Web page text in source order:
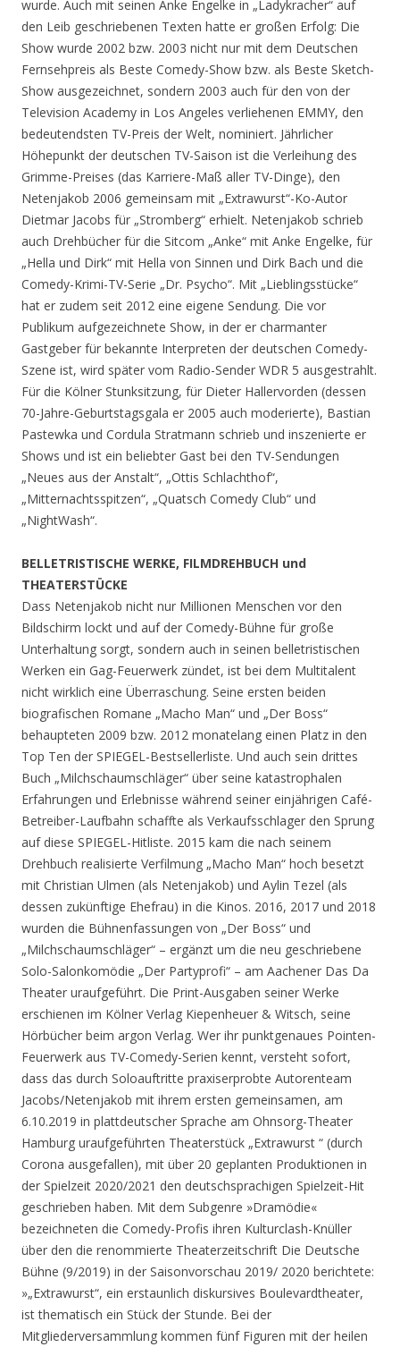
wurde. Auch mit seinen Anke Engelke in „Ladykracher“ auf
den Leib geschriebenen Texten hatte er großen Erfolg: Die
Show wurde 2002 bzw. 2003 nicht nur mit dem Deutschen
Fernsehpreis als Beste Comedy-Show bzw. als Beste Sketch-
Show ausgezeichnet, sondern 2003 auch für den von der
Television Academy in Los Angeles verliehenen EMMY, den
bedeutendsten TV-Preis der Welt, nominiert. Jährlicher
Höhepunkt der deutschen TV-Saison ist die Verleihung des
Grimme-Preises (das Karriere-Maß aller TV-Dinge), den
Netenjakob 2006 gemeinsam mit „Extrawurst“-Ko-Autor
Dietmar Jacobs für „Stromberg“ erhielt. Netenjakob schrieb
auch Drehbücher für die Sitcom „Anke“ mit Anke Engelke, für
„Hella und Dirk“ mit Hella von Sinnen und Dirk Bach und die
Comedy-Krimi-TV-Serie „Dr. Psycho“. Mit „Lieblingsstücke“
hat er zudem seit 2012 eine eigene Sendung. Die vor
Publikum aufgezeichnete Show, in der er charmanter
Gastgeber für bekannte Interpreten der deutschen Comedy-
Szene ist, wird später vom Radio-Sender WDR 5 ausgestrahlt.
Für die Kölner Stunksitzung, für Dieter Hallervorden (dessen
70-Jahre-Geburtstagsgala er 2005 auch moderierte), Bastian
Pastewka und Cordula Stratmann schrieb und inszenierte er
Shows und ist ein beliebter Gast bei den TV-Sendungen
„Neues aus der Anstalt“, „Ottis Schlachthof“,
„Mitternachtsspitzen“, „Quatsch Comedy Club“ und
„NightWash“.
BELLETRISTISCHE WERKE, FILMDREHBUCH und
THEATERSTÜCKE
Dass Netenjakob nicht nur Millionen Menschen vor den
Bildschirm lockt und auf der Comedy-Bühne für große
Unterhaltung sorgt, sondern auch in seinen belletristischen
Werken ein Gag-Feuerwerk zündet, ist bei dem Multitalent
nicht wirklich eine Überraschung. Seine ersten beiden
biografischen Romane „Macho Man“ und „Der Boss“
behaupteten 2009 bzw. 2012 monatelang einen Platz in den
Top Ten der SPIEGEL-Bestsellerliste. Und auch sein drittes
Buch „Milchschaumschläger“ über seine katastrophalen
Erfahrungen und Erlebnisse während seiner einjährigen Café-
Betreiber-Laufbahn schaffte als Verkaufsschlager den Sprung
auf diese SPIEGEL-Hitliste. 2015 kam die nach seinem
Drehbuch realisierte Verfilmung „Macho Man“ hoch besetzt
mit Christian Ulmen (als Netenjakob) und Aylin Tezel (als
dessen zukünftige Ehefrau) in die Kinos. 2016, 2017 und 2018
wurden die Bühnenfassungen von „Der Boss“ und
„Milchschaumschläger“ – ergänzt um die neu geschriebene
Solo-Salonkomödie „Der Partyprofi“ – am Aachener Das Da
Theater uraufgeführt. Die Print-Ausgaben seiner Werke
erschienen im Kölner Verlag Kiepenheuer & Witsch, seine
Hörbücher beim argon Verlag. Wer ihr punktgenaues Pointen-
Feuerwerk aus TV-Comedy-Serien kennt, versteht sofort,
dass das durch Soloauftritte praxiserprobte Autorenteam
Jacobs/Netenjakob mit ihrem ersten gemeinsamen, am
6.10.2019 in plattdeutscher Sprache am Ohnsorg-Theater
Hamburg uraufgeführten Theaterstück „Extrawurst “ (durch
Corona ausgefallen), mit über 20 geplanten Produktionen in
der Spielzeit 2020/2021 den deutschsprachigen Spielzeit-Hit
geschrieben haben. Mit dem Subgenre »Dramödie«
bezeichneten die Comedy-Profis ihren Kulturclash-Knüller
über den die renommierte Theaterzeitschrift Die Deutsche
Bühne (9/2019) in der Saisonvorschau 2019/ 2020 berichtete:
»„Extrawurst“, ein erstaunlich diskursives Boulevardtheater,
ist thematisch ein Stück der Stunde. Bei der
Mitgliederversammlung kommen fünf Figuren mit der heilen